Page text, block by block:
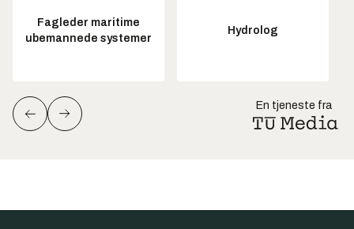
Fagleder maritime
ubemannede systemer
Hydrolog
En tjeneste fra